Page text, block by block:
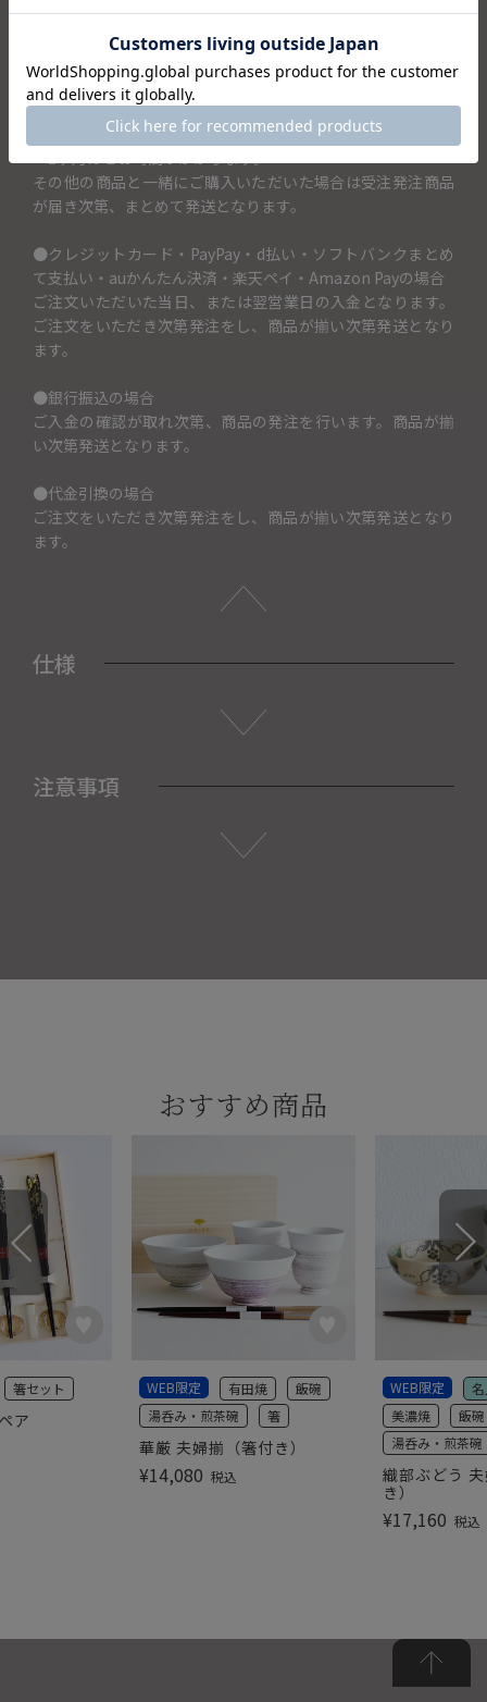
は5文字までです。
（例）佐藤家の鍋としたい場合→土鍋に入れるお名前（5文字
まで）の項目には「佐藤」と記入。
こちらの商品はご注文をいただき次第、メーカーに発注する
商品となります。ご注文をいただいてからお届けまでに1ヶ月
～2ヶ月ほどお時間がかかります。
その他の商品と一緒にご購入いただいた場合は受注発注商品
が届き次第、まとめて発送となります。
●クレジットカード・PayPay・d払い・ソフトバンクまとめ
て支払い・auかんたん決済・楽天ペイ・Amazon Payの場合
ご注文いただいた当日、または翌営業日の入金となります。
ご注文をいただき次第発注をし、商品が揃い次第発送となり
ます。
●銀行振込の場合
ご入金の確認が取れ次第、商品の発注を行います。商品が揃
い次第発送となります。
●代金引換の場合
ご注文をいただき次第発注をし、商品が揃い次第発送となり
ます。
仕様
注意事項
おすすめ商品
ア
箸セット
華厳 夫婦揃（箸付き）
WEB限定 有田焼
飯碗
湯呑み・煎茶碗
箸
¥14,080 税込
織部ぶどう
き）
WEB限定
美濃焼
飯碗
湯呑み・煎茶碗
¥17,160 税込